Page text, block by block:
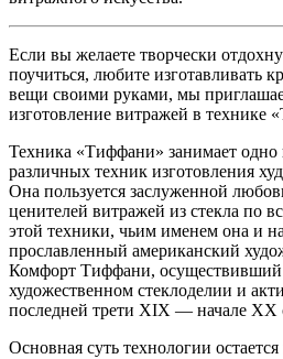
Если вы желаете творчески
поучиться, любите изготавливать
вещи своими руками, мы
изготовление витражей в технике
Техника «Тиффани» занимает одно
различных техник изготовления
Она пользуется заслуженной
ценителей витражей из стекла по
этой техники, чьим именем она и
прославленный американский
Комфорт Тиффани,
художественном стеклоделии и
последней трети XIX — начале XX
Основная суть технологии